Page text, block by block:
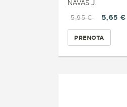
NAVAS J.
5,95 €
5,65 €
PRENOTA